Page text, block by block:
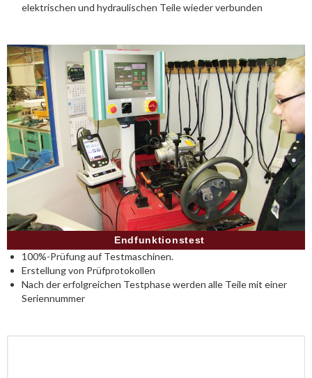
elektrischen und hydraulischen Teile wieder verbunden
Endfunktionstest
100%-Prüfung auf Testmaschinen.
Erstellung von Prüfprotokollen
Nach der erfolgreichen Testphase werden alle Teile mit einer
Seriennummer